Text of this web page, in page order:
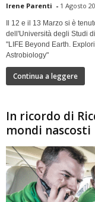
Irene Parenti - 1 Agosto
Il 12 e il 13 Marzo si è
dell'Università degli Studi
"LIFE Beyond Earth.
Astrobiology"
Continua a leggere
In ricordo di
mondi nascosti